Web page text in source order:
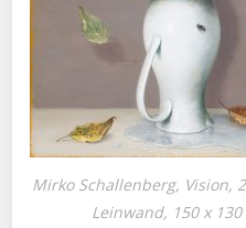
Mirko Schallenberg, Vision,
Leinwand, 150 x 130